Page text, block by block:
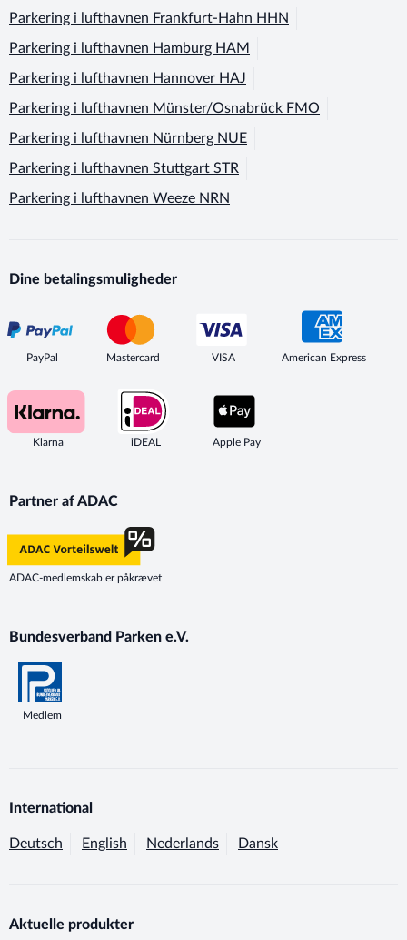
Parkering i lufthavnen Frankfurt-Hahn HHN
Parkering i lufthavnen Hamburg HAM
Parkering i lufthavnen Hannover HAJ
Parkering i lufthavnen Münster/Osnabrück FMO
Parkering i lufthavnen Nürnberg NUE
Parkering i lufthavnen Stuttgart STR
Parkering i lufthavnen Weeze NRN
Dine betalingsmuligheder
PayPal Mastercard VISA American Express
Klarna iDEAL Apple Pay
Partner af ADAC
ADAC-medlemskab er påkrævet
Bundesverband Parken e.V.
Medlem
International
Deutsch English Nederlands Dansk
Aktuelle produkter